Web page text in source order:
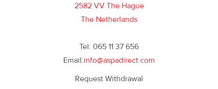
2582 VV The Hague
The Netherlands
Tel: 065 11 37 656
Email:info@aspadirect.com
Request Withdrawal